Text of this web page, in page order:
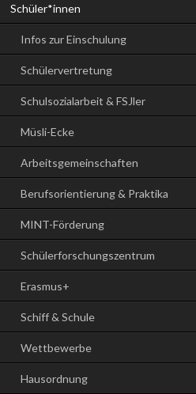
Schüler*innen
Infos zur Einschulung
Schülervertretung
Schulsozialarbeit & FSJler
Müsli-Ecke
Arbeitsgemeinschaften
Berufsorientierung & Praktika
MINT-Förderung
Schülerforschungszentrum
Erasmus+
Schiff & Schule
Wettbewerbe
Hausordnung